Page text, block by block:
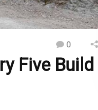
0
Five Build